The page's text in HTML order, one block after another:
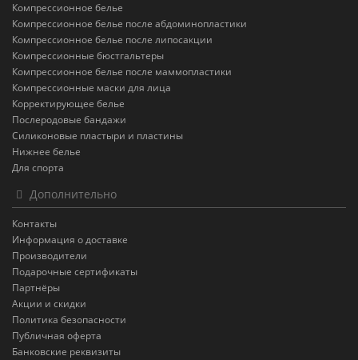
Компрессионное белье
Компрессионное белье после абдоминопластики
Компрессионное белье после липосакции
Компрессионные бюстгальтеры
Компрессионное белье после маммопластики
Компрессионные маски для лица
Корректирующее белье
Послеродовые бандажи
Силиконовые пластыри и пластины
Нижнее белье
Для спорта
Дополнительно
Контакты
Информация о доставке
Производители
Подарочные сертификаты
Партнёры
Акции и скидки
Политика безопасности
Публичная оферта
Банковские реквизиты